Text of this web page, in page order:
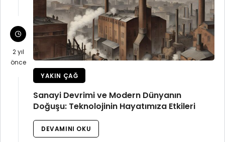
2 yıl
önce
YAKIN ÇAĞ
Sanayi Devrimi ve Modern Dünyanın
Doğuşu: Teknolojinin Hayatımıza Etkileri
DEVAMINI OKU